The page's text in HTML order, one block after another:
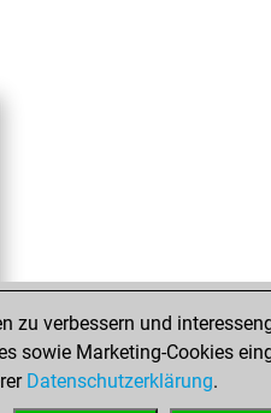
zu verbessern und
sowie Marketing-Cookies
Datenschutzerklärung.